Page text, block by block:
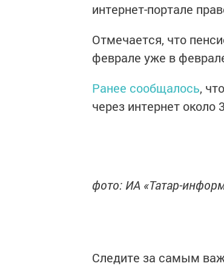
интернет-портале
Отмечается, что
феврале уже в
Ранее сообщалось,
через интернет около
фото: ИА «Татар-
Следите за самым